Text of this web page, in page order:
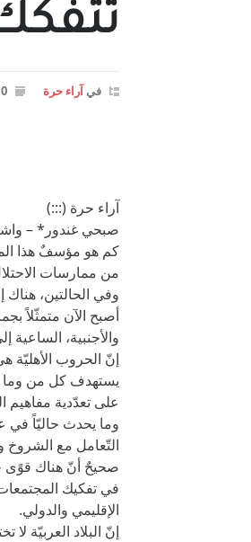
فيآراء حرة 10
آراء حرة (:::)
صبحي غندور* –
كم هو مؤسفٌ هذا
من ممارسات
وفي الحالتين،
أصبح الآن متمثّلاً
والأجنبية، الساعية
إنّ الحروب الأهليّة
يستهدف كل من وما
على تعدّدية مفاهيم
وما يحدث حاليّاً في
التّعامل مع الشروخ
صحيحٌ أنّ هناك قوًى
في تفكيك
الإقليمي والدولي.
إنّ البلاد العربيّة